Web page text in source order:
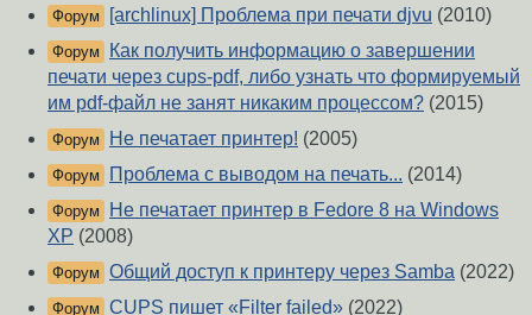
Форум [archlinux] Проблема при печати djvu (2010)
Форум
Как получить информацию о завершении
печати через cups-pdf, либо узнать что формируемый
им pdf-файл не занят никаким процессом? (2015)
Форум Не печатает принтер! (2005)
Форум Проблема с выводом на печать... (2014)
Форум
Не печатает принтер в Fedore 8 на Windows
XP (2008)
Форум Общий доступ к принтеру через Samba (2022)
Форум CUPS пишет «Filter failed» (2022)